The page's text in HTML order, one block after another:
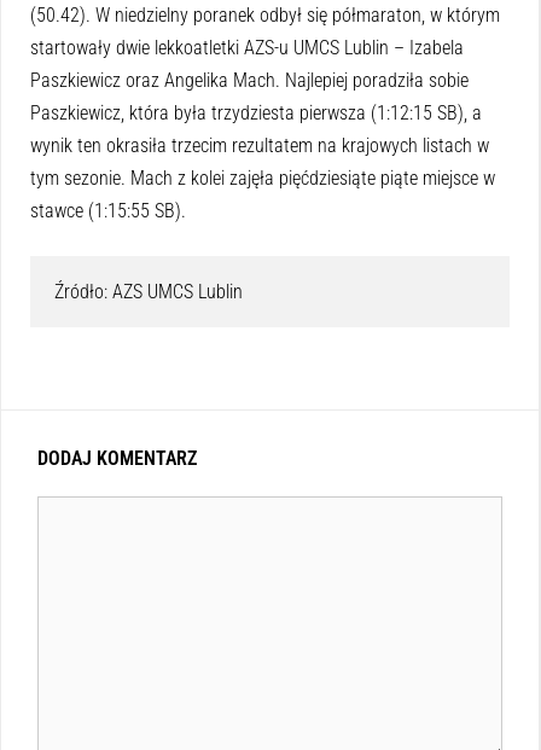
(50.42). W niedzielny poranek odbył się półmaraton, w którym
startowały dwie lekkoatletki AZS-u UMCS Lublin – Izabela
Paszkiewicz oraz Angelika Mach. Najlepiej poradziła sobie
Paszkiewicz, która była trzydziesta pierwsza (1:12:15 SB), a
wynik ten okrasiła trzecim rezultatem na krajowych listach w
tym sezonie. Mach z kolei zajęła pięćdziesiąte piąte miejsce w
stawce (1:15:55 SB).
Źródło: AZS UMCS Lublin
DODAJ KOMENTARZ